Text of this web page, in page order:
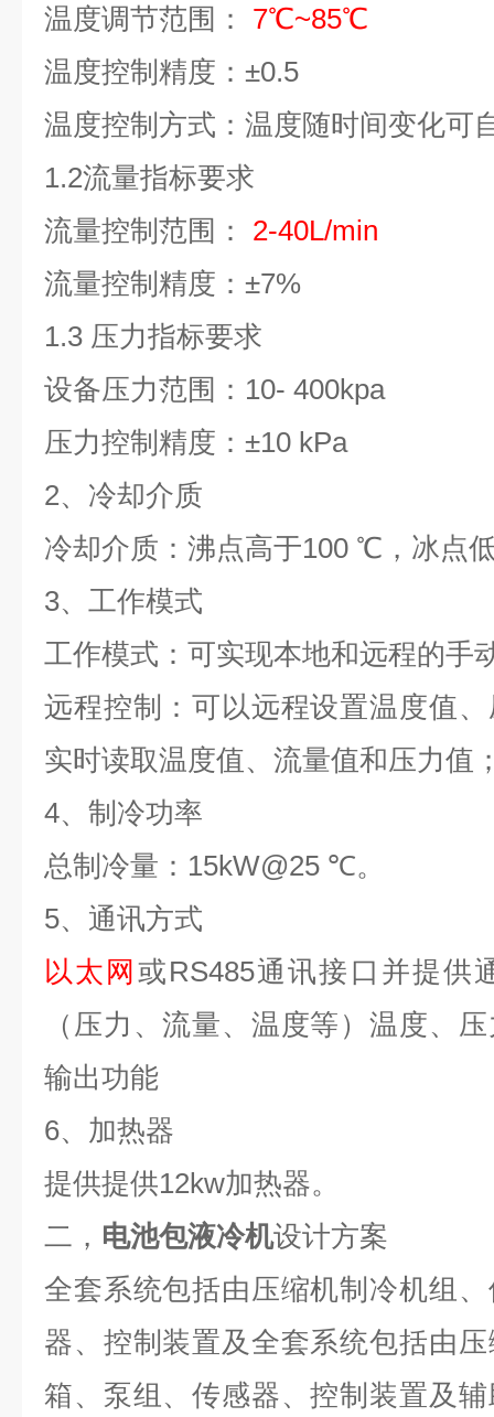
温度调节范围：
7℃~85℃
温度控制精度：±0.5
温度控制方式：温度随时间变化可
1.2流量指标要求
流量控制范围：
2-40L/min
流量控制精度：±7%
1.3 压力指标要求
设备压力范围： 10- 400kpa
压力控制精度：±10 kPa
2、冷却介质
冷却介质：沸点高于100 ℃，冰点
3、工作模式
工作模式：可实现本地和远程的手
远程控制：可以远程设置温度值
实时读取温度值、流量值和压力值
4、制冷功率
总制冷量： 15kW@25 ℃。
5、通讯方式
以太网 或RS485通讯接口并提供
（压力、流量、温度等）温度、
输出功能
6、加热器
提供提供12kw加热器。
二， 电池包液冷机设计方案
全套系统包括由压缩机制冷机组
器、控制装置及全套系统包括由
箱、泵组、传感器、控制装置及